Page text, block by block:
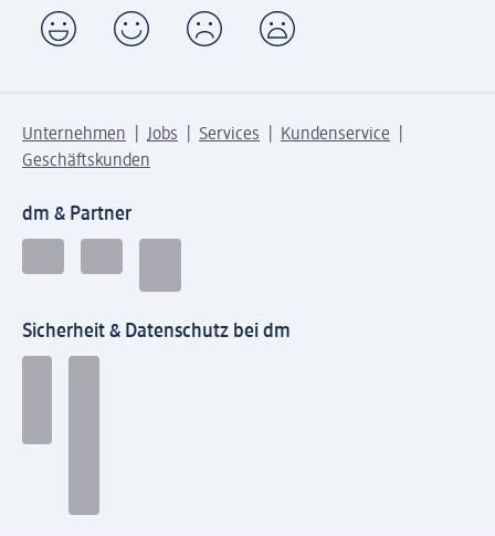
Unternehmen Jobs Services
Kundenservice
Geschäftskunden
dm & Partner
Sicherheit & Datenschutz bei dm